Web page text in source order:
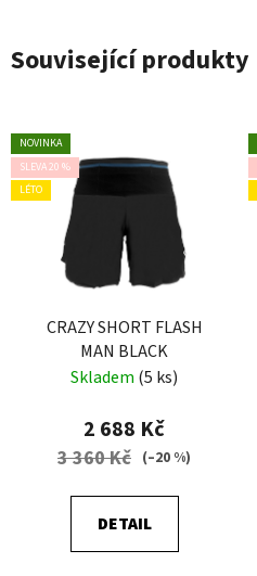
Související produkty
NOVINKA
SLEVA 20 %
LÉTO
CRAZY SHORT FLASH
MAN BLACK
Skladem (5 ks)
2 688 Kč
3 360 Kč (–20 %)
DETAIL